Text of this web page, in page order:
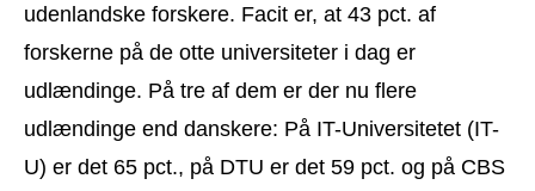
udenlandske forskere. Facit er, at 43 pct. af
forskerne på de otte universiteter i dag er
udlændinge. På tre af dem er der nu flere
udlændinge end danskere: På IT-Universitetet (IT-
U) er det 65 pct., på DTU er det 59 pct. og på CBS